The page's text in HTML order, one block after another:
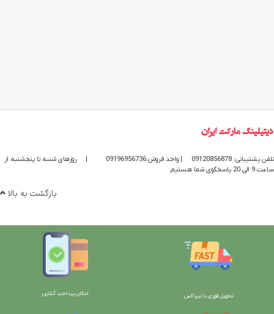
تلفن پشتیبانی: 09120856878 | واحد فروش:09196956736
روزهای شنبه تا پنجشنبه از
ساعت 9 الی 20 پاسخگوی شما هستیم
بازگشت به بالا
تحویل فوری با تیپاکس امکان پرداخت آنلاین